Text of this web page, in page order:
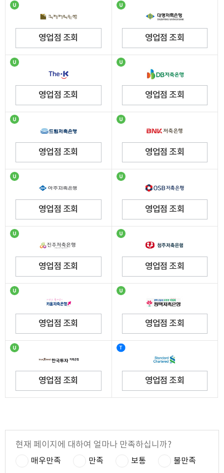
영업점 조회 영업점 조회
영업점 조회 영업점 조회
영업점 조회 영업점 조회
영업점 조회 영업점 조회
영업점 조회 영업점 조회
영업점 조회 영업점 조회
영업점 조회 영업점 조회
현재 페이지에 대하여 얼마나 만족하십니까?
매우만족 만족 보통 불만족